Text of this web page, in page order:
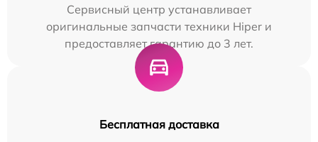
Сервисный центр устанавливает
оригинальные запчасти техники Hiper и
предоставляет гарантию до 3 лет.
Бесплатная доставка